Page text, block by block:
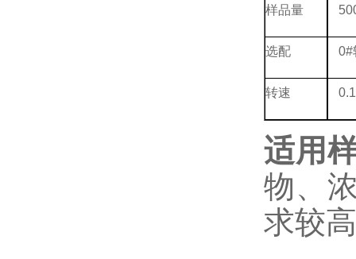
样品量
选配 0#
转速
适用
物、
求较